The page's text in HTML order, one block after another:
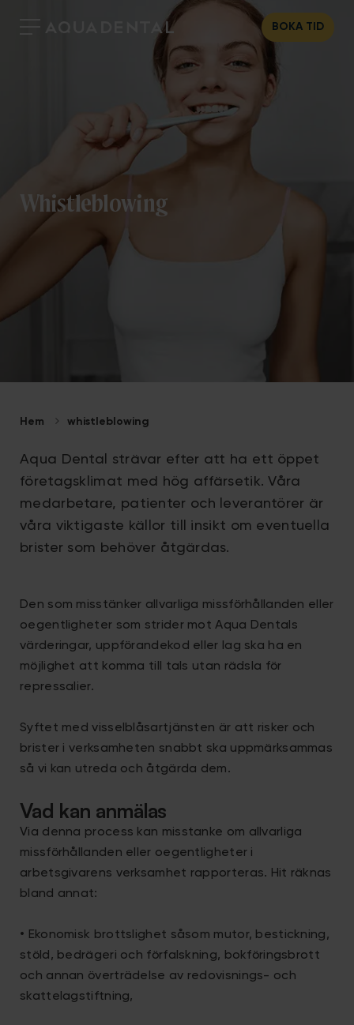
BOKA TID
Whistleblowing
Hem whistleblowing
Aqua Dental strävar efter att ha ett öppet
företagsklimat med hög affärsetik. Våra
medarbetare, patienter och leverantörer är
våra viktigaste källor till insikt om eventuella
brister som behöver åtgärdas.
Den som misstänker allvarliga missförhållanden eller
oegentligheter som strider mot Aqua Dentals
värderingar, uppförandekod eller lag ska ha en
möjlighet att komma till tals utan rädsla för
repressalier.
Syftet med visselblåsartjänsten är att risker och
brister i verksamheten snabbt ska uppmärksammas
så vi kan utreda och åtgärda dem.
Vad kan anmälas
Via denna process kan misstanke om allvarliga
missförhållanden eller oegentligheter i
arbetsgivarens verksamhet rapporteras. Hit räknas
bland annat:
• Ekonomisk brottslighet såsom mutor, bestickning,
stöld, bedrägeri och förfalskning, bokföringsbrott
och annan överträdelse av redovisnings- och
skattelagstiftning,